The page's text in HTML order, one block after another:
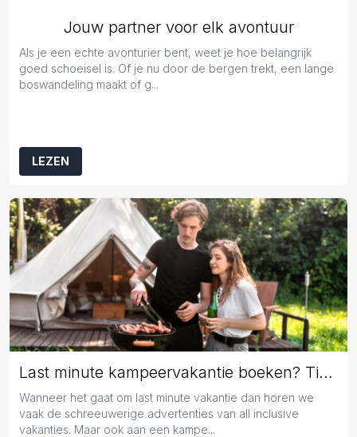
Jouw partner voor elk avontuur
Als je een echte avonturier bent, weet je hoe belangrijk
goed schoeisel is. Of je nu door de bergen trekt, een lange
boswandeling maakt of g...
LEZEN
Last minute kampeervakantie boeken? Tips en tricks!
Wanneer het gaat om last minute vakantie dan horen we
vaak de schreeuwerige advertenties van all inclusive
vakanties. Maar ook aan een kampe...